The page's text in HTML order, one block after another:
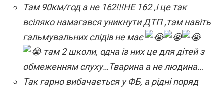
Там 90км/год а не 162!!!НЕ 162 ,і це так
всіляко намагався уникнути ДТП ,там навіть
гальмувальних слідів не має
там 2 школи, одна із них це для дітей з
обмеженням слуху…Тварина а не людина…
Так гарно вибачається у ФБ, а рідні поряд